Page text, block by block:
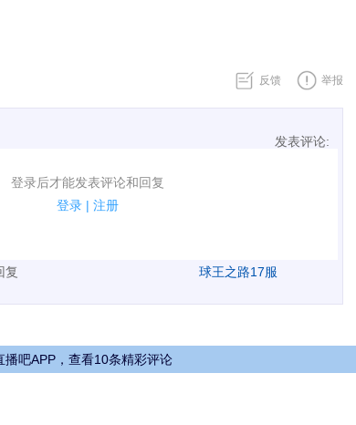
反馈 举报
发表评论:
登录后才能发表评论和回复
登录 | 注册
论了！
复 球王之路17服
播吧APP，查看10条精彩评论